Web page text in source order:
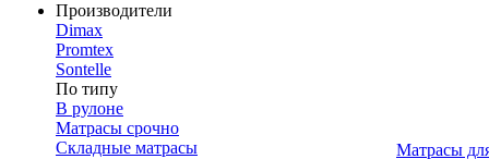
Производители
Dimax
Promtex
Sontelle
По типу
В рулоне
Матрасы срочно
Складные матрасы
Матрасы